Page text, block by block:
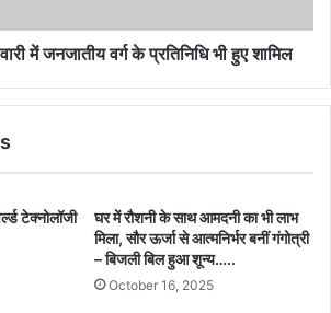
में जनजातीय वर्ग के प्रतिनिधि भी हुए शामिल
टेक्नोलॉजी
घर में रौशनी के साथ आमदनी का भी लाभ
मिला, सौर ऊर्जा से आत्मनिर्भर बनीं गंगोत्री
– बिजली बिल हुआ शून्य…..
October 16, 2025